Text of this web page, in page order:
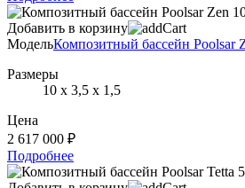
Добавить в корзину
МодельКомпозитный бассейн Poolsar
Размеры
10 х 3,5 х 1,5
Цена
2 617 000 ₽
Подробнее